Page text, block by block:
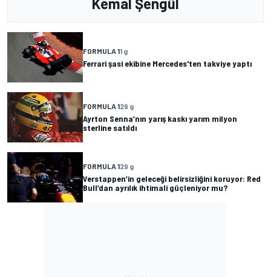
FORMULA 11 g
Ferrari şasi ekibine Mercedes'ten takviye yaptı
FORMULA 129 g
Ayrton Senna’nın yarış kaskı yarım milyon
sterline satıldı
FORMULA 129 g
Verstappen’in geleceği belirsizliğini koruyor: Red
Bull’dan ayrılık ihtimali güçleniyor mu?